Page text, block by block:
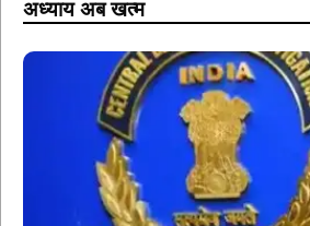
अध्याय अब खत्म